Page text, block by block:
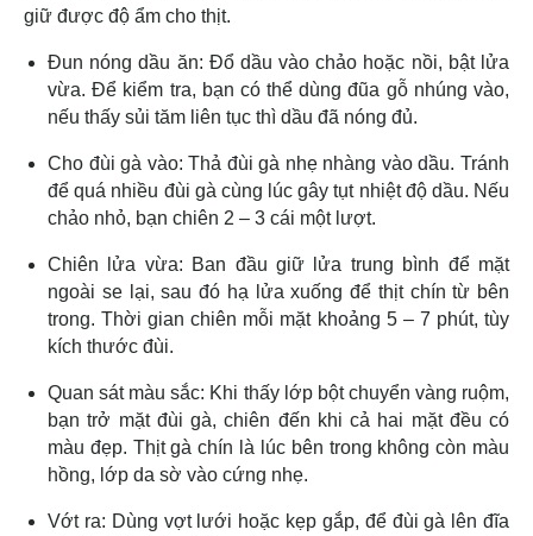
giữ được độ ẩm cho thịt.
Đun nóng dầu ăn: Đổ dầu vào chảo hoặc nồi, bật lửa
vừa. Để kiểm tra, bạn có thể dùng đũa gỗ nhúng vào,
nếu thấy sủi tăm liên tục thì dầu đã nóng đủ.
Cho đùi gà vào: Thả đùi gà nhẹ nhàng vào dầu. Tránh
để quá nhiều đùi gà cùng lúc gây tụt nhiệt độ dầu. Nếu
chảo nhỏ, bạn chiên 2 – 3 cái một lượt.
Chiên lửa vừa: Ban đầu giữ lửa trung bình để mặt
ngoài se lại, sau đó hạ lửa xuống để thịt chín từ bên
trong. Thời gian chiên mỗi mặt khoảng 5 – 7 phút, tùy
kích thước đùi.
Quan sát màu sắc: Khi thấy lớp bột chuyển vàng ruộm,
bạn trở mặt đùi gà, chiên đến khi cả hai mặt đều có
màu đẹp. Thịt gà chín là lúc bên trong không còn màu
hồng, lớp da sờ vào cứng nhẹ.
Vớt ra: Dùng vợt lưới hoặc kẹp gắp, để đùi gà lên đĩa